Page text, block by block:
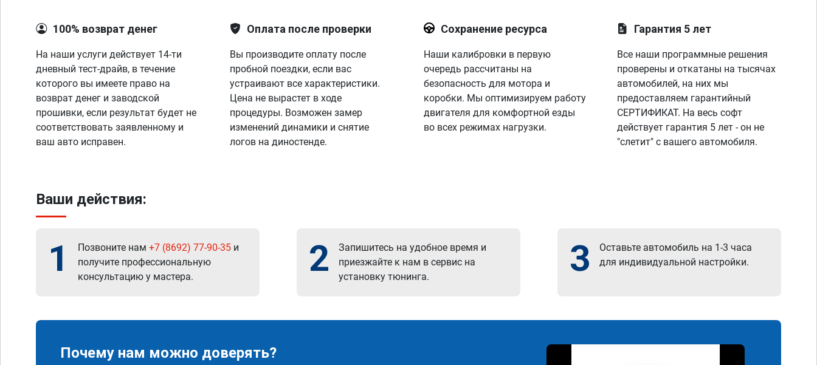
100% возврат денег
На наши услуги действует 14-ти
дневный тест-драйв, в течение
которого вы имеете право на
возврат денег и заводской
прошивки, если результат будет не
соответствовать заявленному и
ваш авто исправен.
Оплата после проверки
Вы производите оплату после
пробной поездки, если вас
устраивают все характеристики.
Цена не вырастет в ходе
процедуры. Возможен замер
изменений динамики и снятие
логов на диностенде.
Сохранение ресурса
Наши калибровки в первую
очередь рассчитаны на
безопасность для мотора и
коробки. Мы оптимизируем работу
двигателя для комфортной езды
во всех режимах нагрузки.
Гарантия 5 лет
Все наши программные решения
проверены и откатаны на тысячах
автомобилей, на них мы
предоставляем гарантийный
СЕРТИФИКАТ. На весь софт
действует гарантия 5 лет - он не
"слетит" с вашего автомобиля.
Ваши действия:
1 Позвоните нам +7 (8692) 77-90-35 и
получите профессиональную
консультацию у мастера.
2
Запишитесь на удобное время и
приезжайте к нам в сервис на
установку тюнинга.
3
Оставьте автомобиль на 1-3 часа
для индивидуальной настройки.
Почему нам можно доверять?